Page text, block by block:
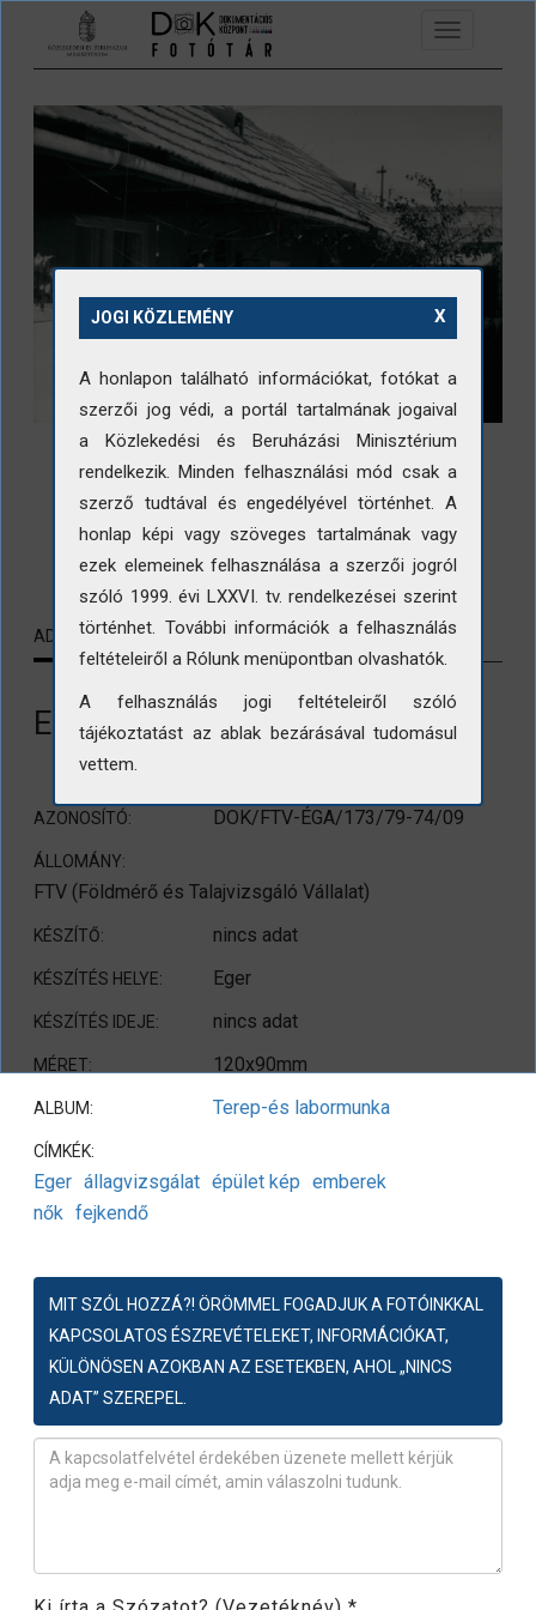
Ugrás a tartalomra
Toggle
navigation
LETÖLTÉS
ADATLAP KAPCSOLÓDÓ TARTALMAK
Eger. Árpád út. Állagvizsgálat.
AZONOSÍTÓ: DOK/FTV-ÉGA/173/79-74/09
ÁLLOMÁNY:
FTV (Földmérő és Talajvizsgáló Vállalat)
KÉSZÍTŐ: nincs adat
KÉSZÍTÉS HELYE: Eger
KÉSZÍTÉS IDEJE: nincs adat
MÉRET: 120x90mm
ALBUM: Terep-és labormunka
CÍMKÉK:
Eger állagvizsgálat épület kép emberek
nők fejkendő
MIT SZÓL HOZZÁ?! ÖRÖMMEL FOGADJUK A FOTÓINKKAL
KAPCSOLATOS ÉSZREVÉTELEKET, INFORMÁCIÓKAT,
KÜLÖNÖSEN AZOKBAN AZ ESETEKBEN, AHOL „NINCS
ADAT” SZEREPEL.
X
JOGI KÖZLEMÉNY
A honlapon található információkat, fotókat a
szerzői jog védi, a portál tartalmának jogaival
a Közlekedési és Beruházási Minisztérium
rendelkezik. Minden felhasználási mód csak a
szerző tudtával és engedélyével történhet. A
honlap képi vagy szöveges tartalmának vagy
ezek elemeinek felhasználása a szerzői jogról
szóló 1999. évi LXXVI. tv. rendelkezései szerint
történhet. További információk a felhasználás
feltételeiről a Rólunk menüpontban olvashatók.
A felhasználás jogi feltételeiről szóló
tájékoztatást az ablak bezárásával tudomásul
vettem.